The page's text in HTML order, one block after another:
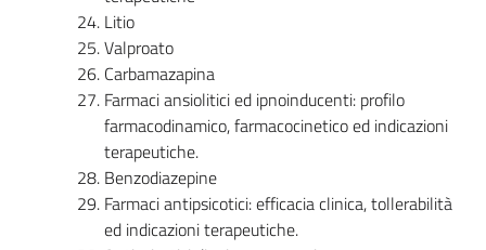
Litio
Valproato
Carbamazapina
Farmaci ansiolitici ed ipnoinducenti: profilo
farmacodinamico, farmacocinetico ed indicazioni
terapeutiche.
Benzodiazepine
Farmaci antipsicotici: efficacia clinica, tollerabilità
ed indicazioni terapeutiche.